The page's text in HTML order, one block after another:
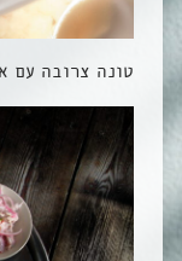
טונה צרובה עם